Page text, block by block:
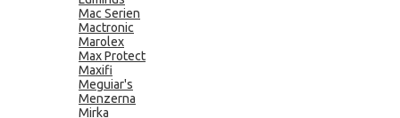
Mac Serien
Mactronic
Marolex
Max Protect
Maxifi
Meguiar's
Menzerna
Mirka